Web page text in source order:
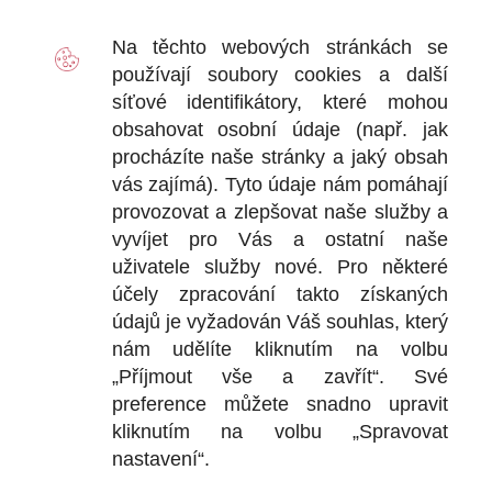
Na těchto webových stránkách se
používají souborycookies a další
síťové identifikátory, které mohou
obsahovat osobní údaje (např. jak
procházíte naše stránky a jaký obsah
vás zajímá). Tyto údaje nám pomáhají
provozovat a zlepšovat naše služby a
vyvíjet pro Vás a ostatní naše
uživatele služby nové. Pro některé
účely zpracování takto získaných
údajů je vyžadován Váš souhlas, který
nám udělíte kliknutím na volbu
„Příjmout vše a zavřít“. Své
preference můžete snadno upravit
kliknutím na volbu „Spravovat
nastavení“.
Obchodní
Ochrana